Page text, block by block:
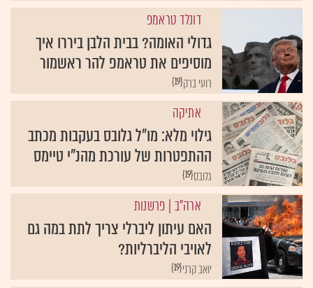
דונלד טראמפ
גדולי האומה? בבית הלבן ביררו איך
מוסיפים את טראמפ להר ראשמור
{19}רועי ברק
אתיקה
גילוי מלא: מו"ל גלובס בעקבות מכתב
ההתפטרות של עורכת מהנ"י טיימס
{19}גלובס
ארה"ב | פרשנות
האם עיתון ליברלי צריך לתת במה גם
לאויבי הליברליות?
{19}יואב קרני